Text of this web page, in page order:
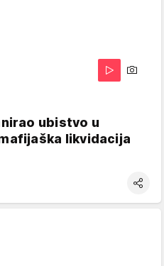
ubistvo u
likvidacija